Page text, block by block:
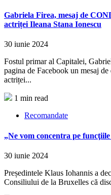
Gabriela Firea, mesaj de
actriței Ileana Stana Ionescu
30 iunie 2024
Fostul primar al Capitalei,
pagina de Facebook un mesaj
actriței...
1 min read
Recomandate
„Ne vom concentra pe
30 iunie 2024
Președintele Klaus Iohannis a
Consiliului de la Bruxelles că